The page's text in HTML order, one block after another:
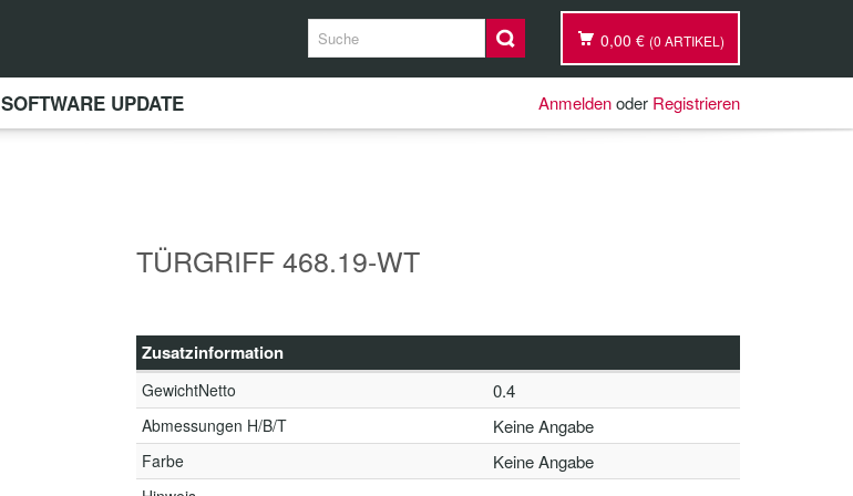
0,00 € (0 ARTIKEL)
SOFTWARE UPDATE Anmeldenoder Registrieren
TÜRGRIFF 468.19-WT
Zusatzinformation
GewichtNetto 0.4
Abmessungen H/B/T Keine Angabe
Farbe Keine Angabe